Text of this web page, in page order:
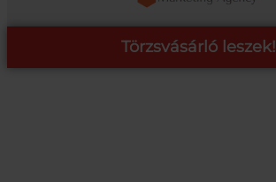
Törzsvásárló leszek!